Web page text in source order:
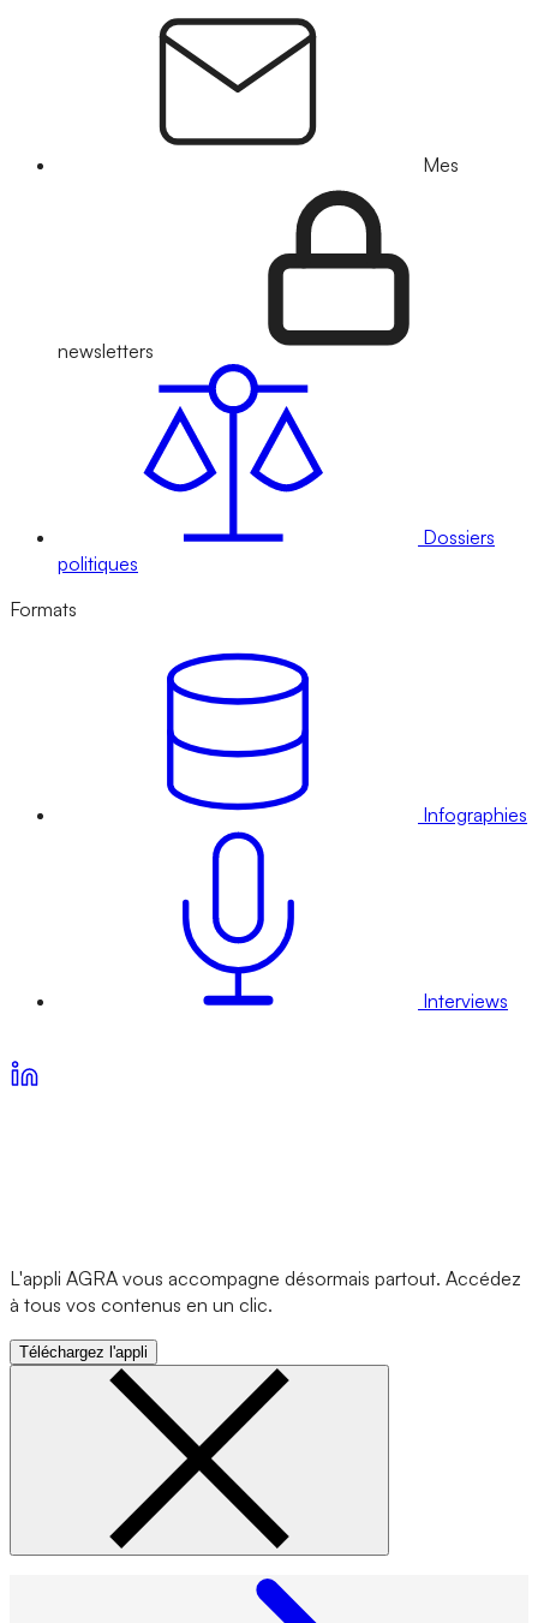
Mes
newsletters
Dossiers
politiques
Formats
Infographies
Interviews
L'appli AGRA vous accompagne désormais partout. Accédez
à tous vos contenus en un clic.
Téléchargez l'appli